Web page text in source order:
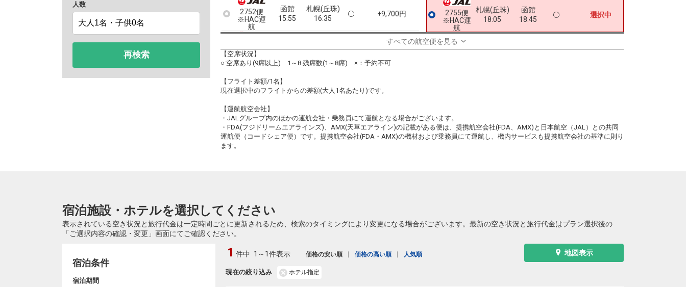
人数
再検索
2752便
※HAC運
航
函館
15:55
札幌(丘珠)
16:35
+9,700円
※HAC運
航
+9,700円
2755便
※HAC運
航
札幌(丘珠)
18:05
函館
18:45
選択中
すべての航空便を見る
【空席状況】
○:空席あり(9席以上) 1～8:残席数(1～8席) ×：予約不可
【フライト差額/1名】
現在選択中のフライトからの差額(大人1名あたり)です。
【運航航空会社】
・JALグループ内のほかの運航会社・乗務員にて運航となる場合がございます。
・FDA(フジドリームエアラインズ)、AMX(天草エアライン)の記載がある便は、提携航空会社(FDA、AMX)と日本航空（JAL）との共同
運航便（コードシェア便）です。提携航空会社(FDA・AMX)の機材および乗務員にて運航し、機内サービスも提携航空会社の基準に則り
ます。
宿泊施設・ホテルを選択してください
表示されている空き状況と旅行代金は一定時間ごとに更新されるため、検索のタイミングにより変更になる場合がございます。最新の空き状況と旅行代金はプラン選択後の
「ご選択内容の確認・変更」画面にてご確認ください。
宿泊条件
宿泊期間
地図表示
現在の絞り込み ホテル指定
1 件中 1～1件表示 価格の安い順 価格の高い順 人気順